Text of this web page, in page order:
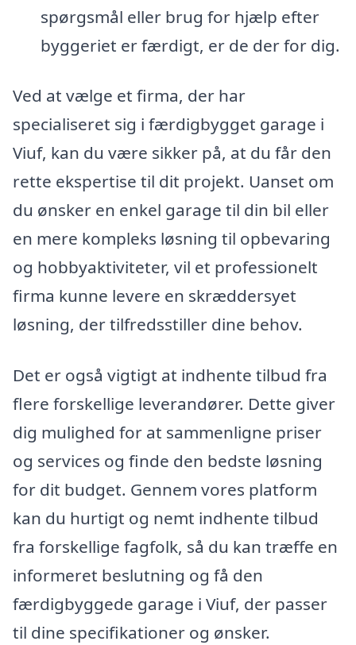
spørgsmål eller brug for hjælp efter
byggeriet er færdigt, er de der for dig.
Ved at vælge et firma, der har
specialiseret sig i færdigbygget garage i
Viuf, kan du være sikker på, at du får den
rette ekspertise til dit projekt. Uanset om
du ønsker en enkel garage til din bil eller
en mere kompleks løsning til opbevaring
og hobbyaktiviteter, vil et professionelt
firma kunne levere en skræddersyet
løsning, der tilfredsstiller dine behov.
Det er også vigtigt at indhente tilbud fra
flere forskellige leverandører. Dette giver
dig mulighed for at sammenligne priser
og services og finde den bedste løsning
for dit budget. Gennem vores platform
kan du hurtigt og nemt indhente tilbud
fra forskellige fagfolk, så du kan træffe en
informeret beslutning og få den
færdigbyggede garage i Viuf, der passer
til dine specifikationer og ønsker.